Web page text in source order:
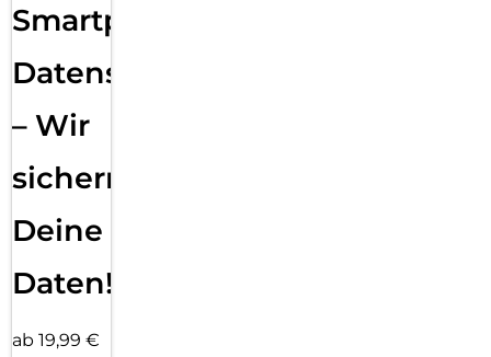
Smartphone
Datensicherung
– Wir
sichern
Deine
Daten!
ab 19,99 €